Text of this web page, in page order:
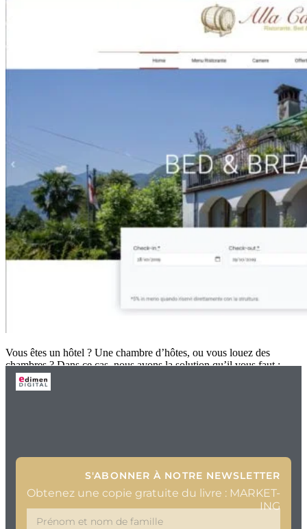
Vous êtes un hôtel ? Une chambre d’hôtes, ou vous louez des
chambres ? Dans ce cas, nous avons la solution qu’il vous faut :
S'ABONNER À NOTRE NEWSLETTER
Obtenez une copie gratuite du livre : MARKET-
ING